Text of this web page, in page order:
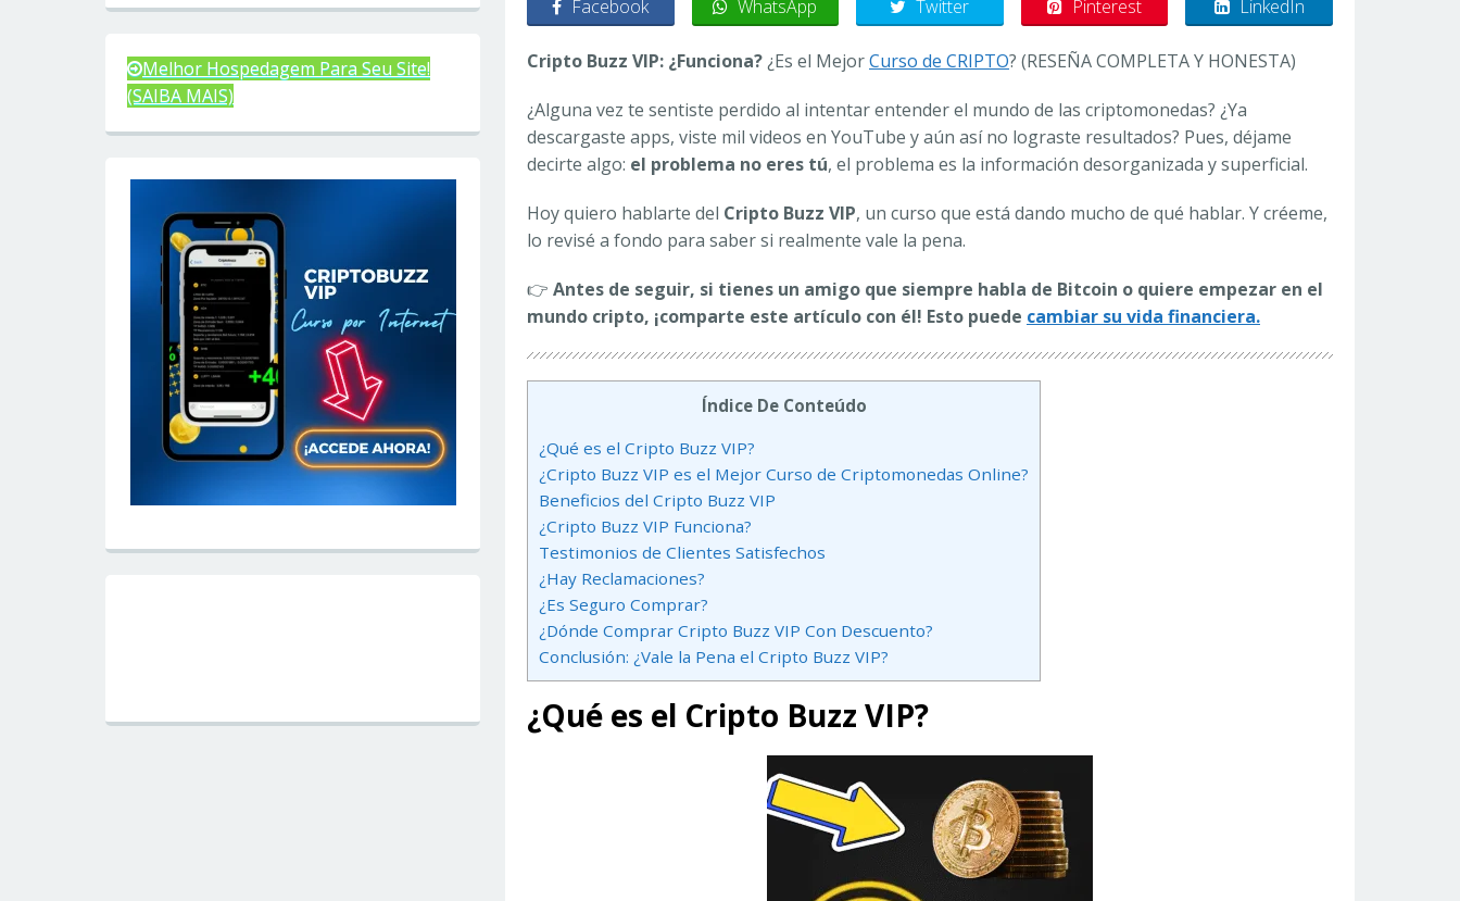
Facebook WhatsApp Twitter Pinterest LinkedIn
Cripto Buzz VIP: ¿Funciona? ¿Es el MejorCurso de CRIPTO? (RESEÑA COMPLETA Y HONESTA)
¿Alguna vez te sentiste perdido al intentar entender el mundo de las criptomonedas? ¿Ya
descargaste apps, viste mil videos en YouTube y aún así no lograste resultados? Pues, déjame
decirte algo: el problema no eres tú, el problema es la información desorganizada y superficial.
Hoy quiero hablarte del Cripto Buzz VIP, un curso que está dando mucho de qué hablar. Y créeme,
lo revisé a fondo para saber si realmente vale la pena.
👉 Antes de seguir, si tienes un amigo que siempre habla de Bitcoin o quiere empezar en el
mundo cripto, ¡comparte este artículo con él! Esto puede cambiar su vida financiera.
Índice De Conteúdo
¿Qué es el Cripto Buzz VIP?
¿Cripto Buzz VIP es el Mejor Curso de Criptomonedas Online?
Beneficios del Cripto Buzz VIP
¿Cripto Buzz VIP Funciona?
Testimonios de Clientes Satisfechos
¿Hay Reclamaciones?
¿Es Seguro Comprar?
¿Dónde Comprar Cripto Buzz VIP Con Descuento?
Conclusión: ¿Vale la Pena el Cripto Buzz VIP?
¿Qué es el Cripto Buzz VIP?
Melhor Hospedagem Para Seu Site!
(SAIBA MAIS)